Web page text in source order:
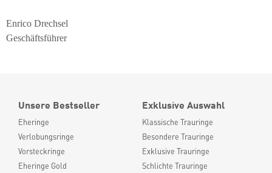
Enrico Drechsel
Geschäftsführer
Unsere Bestseller
Eheringe
Verlobungsringe
Vorsteckringe
Eheringe Gold
Exklusive Auswahl
Klassische Trauringe
Besondere Trauringe
Exklusive Trauringe
Schlichte Trauringe